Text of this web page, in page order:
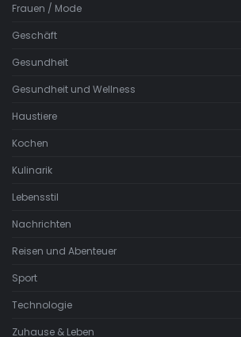
Frauen / Mode
Geschäft
Gesundheit
Gesundheit und Wellness
Haustiere
Kochen
Kulinarik
Lebensstil
Nachrichten
Reisen und Abenteuer
Sport
Technologie
Zuhause & Leben